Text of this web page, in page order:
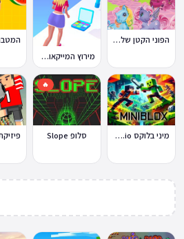
הפוני הקטן שלי: מסיבה בכפר
מירוץ המייקאובר Makeover Run
מיני בלוקס Miniblox.io
🔥
סלופ Slope